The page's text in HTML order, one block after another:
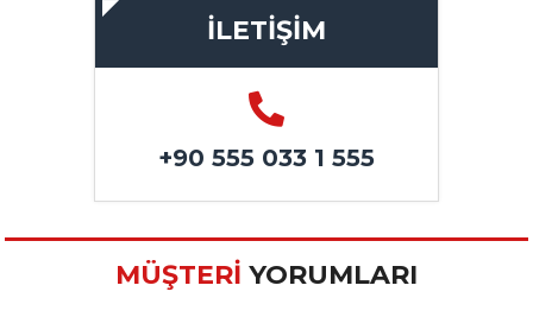
İLETİŞİM
+90 555 033 1 555
MÜŞTERİ YORUMLARI